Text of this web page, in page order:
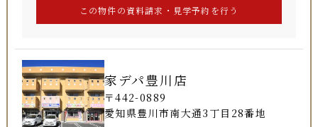
家デパ豊川店
〒442-0889
愛知県豊川市南大通3丁目28番地